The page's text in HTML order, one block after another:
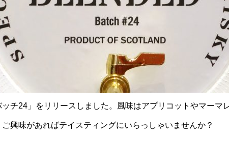
チ24」をリリースしました。風味はアプリコットやマーマ
興味があればテイスティングにいらっしゃいませんか？